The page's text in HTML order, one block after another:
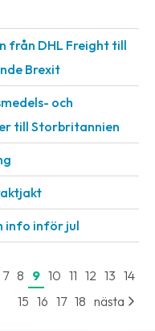
från DHL Freight till
Brexit
och
till Storbritannien
info inför jul
7 8 9 10 11 12 13 14
15 16 17 18 nästa